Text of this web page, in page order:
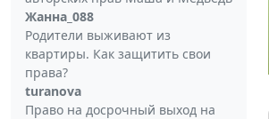
Жанна_088
Родители выживают из
квартиры. Как защитить свои
права?
turanova
Право на досрочный выход на